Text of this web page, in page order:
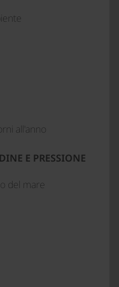
all'anno
E PRESSIONE
del mare